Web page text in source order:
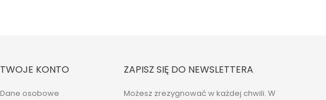
TWOJE KONTO
Dane osobowe
ZAPISZ SIĘ DO NEWSLETTERA
Możesz zrezygnować w każdej chwili. W